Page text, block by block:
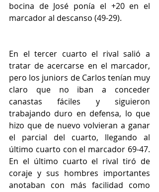
bocina de José ponía el +20 en el
marcador al descanso (49-29).
En el tercer cuarto el rival salió a
tratar de acercarse en el marcador,
pero los juniors de Carlos tenían muy
claro que no iban a conceder
canastas fáciles y siguieron
trabajando duro en defensa, lo que
hizo que de nuevo volvieran a ganar
el parcial del cuarto, llegando al
último cuarto con el marcador 69-47.
En el último cuarto el rival tiró de
coraje y sus hombres importantes
anotaban con más facilidad como